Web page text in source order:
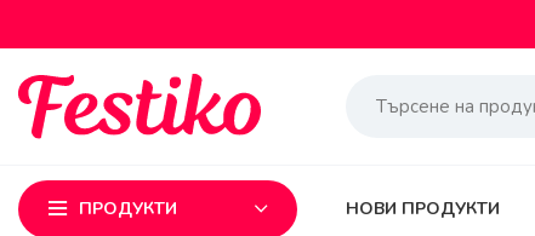
ПРОДУКТИ НОВИ ПРОДУКТИ